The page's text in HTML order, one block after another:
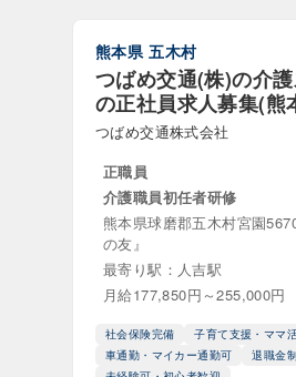
熊本県 五木村
つばめ交通(株)の介
の正社員求人募集(熊
つばめ交通株式会社
正職員
介護職員初任者研修
熊本県球磨郡五木村宮園
の友』
最寄り駅：人吉駅
月給177,850円～255,000円
社会保険完備 子育て支援・ママ
車通勤・マイカー通勤可
退職金